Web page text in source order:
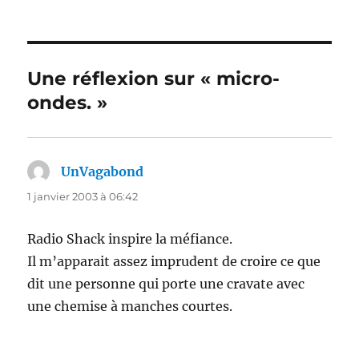
Une réflexion sur « micro-
ondes. »
UnVagabond
1 janvier 2003 à 06:42
Radio Shack inspire la méfiance.
Il m’apparait assez imprudent de croire ce que
dit une personne qui porte une cravate avec
une chemise à manches courtes.